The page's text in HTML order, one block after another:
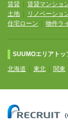
賃貸 賃貸マンショ
土地
リノベーショ
住宅ローン
物件ラ
SUUMOエリアトッ
北海道 東北 関東